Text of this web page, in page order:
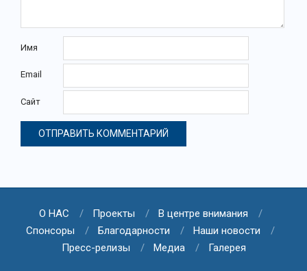
Имя
Email
Сайт
О НАС Проекты
В центре внимания
Спонсоры
Благодарности
Наши новости
Пресс-релизы
Медиа Галерея